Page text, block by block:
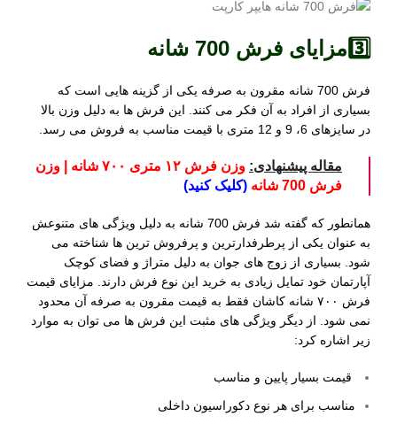
3️⃣مزایای فرش 700 شانه
فرش 700 شانه مقرون به صرفه یکی از گزینه هایی است که
بسیاری از افراد به آن فکر می کنند. این فرش ها به دلیل وزن بالا
در سایزهای 6، 9 و 12 متری با قیمت مناسب به فروش می رسد.
مقاله پیشنهادی:
وزن فرش ۱۲ متری ۷۰۰ شانه | وزن
فرش 700 شانه
(کلیک کنید)
همانطور که گفته شد فرش 700 شانه به دلیل ویژگی های متنوعش
به عنوان یکی از پرطرفدارترین و پرفروش ترین ها شناخته می
شود. بسیاری از زوج های جوان به دلیل متراژ و فضای کوچک
آپارتمان خود تمایل زیادی به خرید این نوع فرش دارند. مزایای قیمت
فرش ۷۰۰ شانه کاشان فقط به قیمت مقرون به صرفه آن محدود
نمی شود. از دیگر ویژگی های مثبت این فرش ها می توان به موارد
زیر اشاره کرد:
قیمت بسیار پایین و مناسب
مناسب برای هر نوع دکوراسیون داخلی